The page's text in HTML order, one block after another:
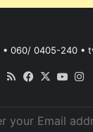
• 060/ 0405-240 •
RSS Facebook
X